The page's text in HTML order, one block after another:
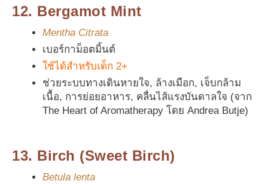
12. Bergamot Mint
Mentha Citrata
เบอร์กาม็อตมิ้นต์
ใช้ได้สำหรับเด็ก 2+
ช่วยระบบทางเดินหายใจ, ล้างเมือก, เจ็บกล้าม
เนื้อ, การย่อยอาหาร, คลื่นไส้แรงบันดาลใจ (จาก
The Heart of Aromatherapy โดย Andrea Butje)
13. Birch (Sweet Birch)
Betula lenta